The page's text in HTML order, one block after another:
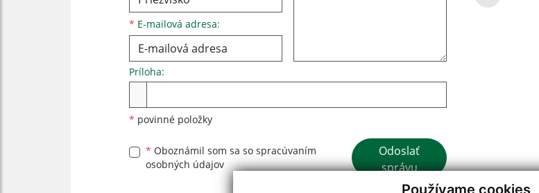
Používame cookies
* E-mailová adresa:
Príloha:
* povinné položky
* Oboznámil som sa so spracúvaním
osobných údajov
Google reCaptcha Response
Odoslať
správu